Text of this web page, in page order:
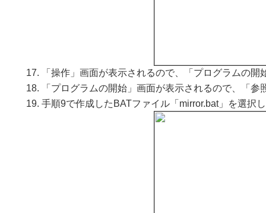
「操作」画面が表示されるので、「プログラムの
「プログラムの開始」画面が表示されるので、「
手順9で作成したBATファイル「mirror.bat」を選択